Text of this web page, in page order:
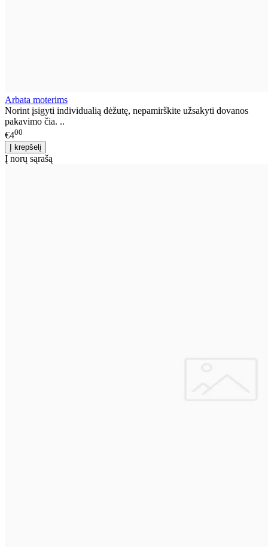
Arbata moterims
Norint įsigyti individualią dėžutę, nepamirškite užsakyti dovanos
pakavimo čia. ..
€400
Į norų sąrašą